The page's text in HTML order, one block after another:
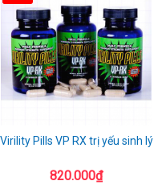
Virility Pills VP RX trị yếu sinh lý
820.000₫